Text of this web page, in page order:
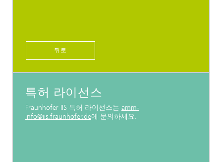
뒤로
특허 라이선스
Fraunhofer IIS 특허 라이선스는 amm-
info@iis.fraunhofer.de에 문의하세요.